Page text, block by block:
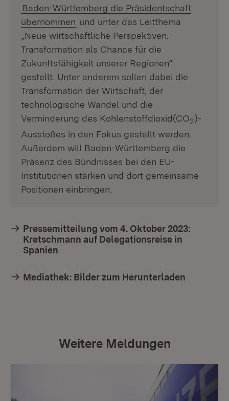
Baden-Württemberg die Präsidentschaft
übernommen und unter das Leitthema
„Neue wirtschaftliche Perspektiven:
Transformation als Chance für die
Zukunftsfähigkeit unserer Regionen“
gestellt. Unter anderem sollen dabei die
Transformation der Wirtschaft, der
technologische Wandel und die
Verminderung des Kohlenstoffdioxid(CO2)-
Ausstoßes in den Fokus gestellt werden.
Außerdem will Baden-Württemberg die
Präsenz des Bündnisses bei den EU-
Institutionen stärken und dort gemeinsame
Positionen einbringen.
Pressemitteilung vom 4. Oktober 2023:
Kretschmann auf Delegationsreise in
Spanien
Mediathek: Bilder zum Herunterladen
Weitere Meldungen